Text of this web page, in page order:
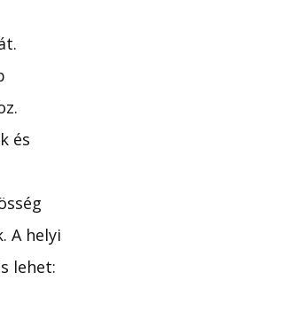
és
A helyi
lehet: